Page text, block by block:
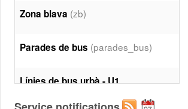
Zona blava (zb)
Parades de bus (parades_bus)
Línies de bus urbà - U1